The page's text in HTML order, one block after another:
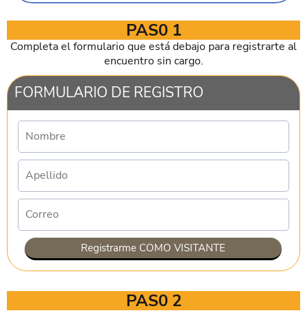
PAS0 1
Completa el formulario que está debajo para registrarte al
encuentro sin cargo.
FORMULARIO DE REGISTRO
Registrarme COMO VISITANTE
PAS0 2